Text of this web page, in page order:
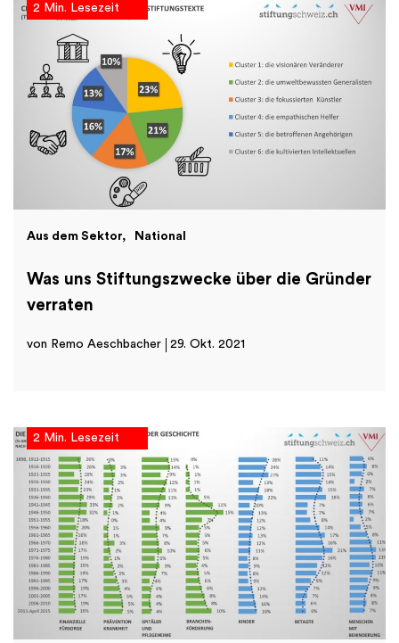
2 Min. Lesezeit
Aus dem Sektor National
Was uns Stiftungszwecke über die Gründer
verraten
von Remo Aeschbacher 29. Okt. 2021
2 Min. Lesezeit